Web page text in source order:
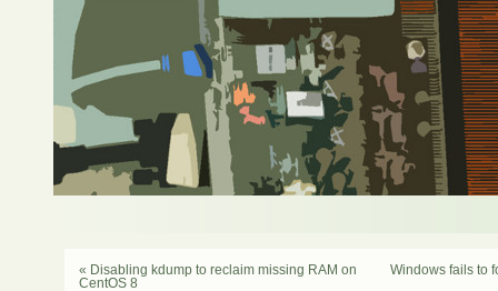
« Disabling kdump to reclaim missing RAM on
CentOS 8
Windows fails to